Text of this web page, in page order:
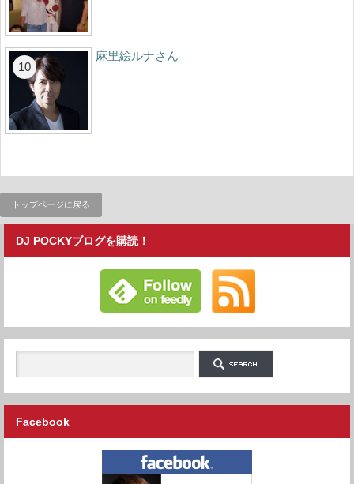
麻里絵ルナさん
トップページに戻る
DJ POCKYブログを購読！
Facebook